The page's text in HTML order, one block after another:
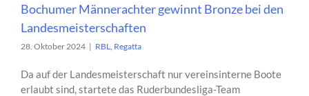
Bochumer Männerachter gewinnt Bronze bei den
Landesmeisterschaften
28. Oktober 2024 | RBL Regatta
Da auf der Landesmeisterschaft nur vereinsinterne Boote
erlaubt sind, startete das Ruderbundesliga-Team